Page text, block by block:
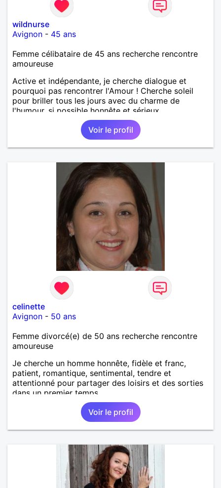
wildnurse
Avignon - 45 ans
Femme célibataire de 45 ans recherche rencontre
amoureuse
Active et indépendante, je cherche dialogue et
pourquoi pas rencontrer l'Amour ! Cherche soleil
pour briller tous les jours avec du charme de
l'humour, si possible honnête et sérieux.
Voir le profil
celinette
Avignon - 50 ans
Femme divorcé(e) de 50 ans recherche rencontre
amoureuse
Je cherche un homme honnête, fidèle et franc,
patient, romantique, sentimental, tendre et
attentionné pour partager des loisirs et des sorties
dans un premier temps.
Voir le profil